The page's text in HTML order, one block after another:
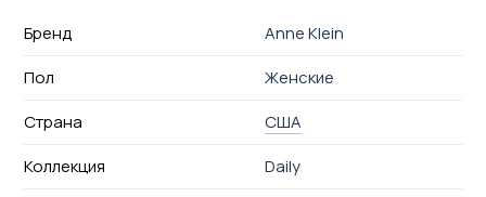
Бренд
Anne Klein
Пол
Женские
Страна
США
Коллекция
Daily